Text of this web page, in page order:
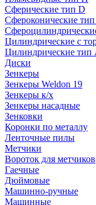
Сферические тип D
Сфероконические
Цилиндрические с
Цилиндрические тип
Диски
Зенкеры
Зенкеры Weldon 19
Зенкеры к/х
Зенкеры насадные
Зенковки
Коронки по металлу
Ленточные пилы
Метчики
Вороток для метчиков
Гаечные
Дюймовые
Машинно-ручные
Машинные